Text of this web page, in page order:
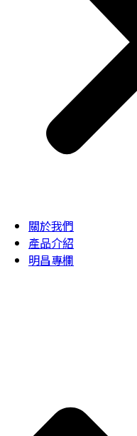
關於我們
產品介紹
明昌專欄